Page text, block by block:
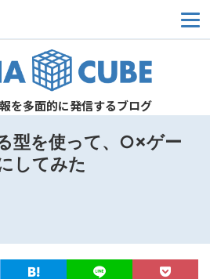
メ
を多面的に発信するブログ
型を使って、○×ゲー
してみた